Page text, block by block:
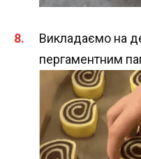
Викладаємо на
пергаментним